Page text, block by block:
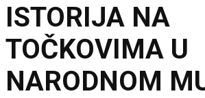
ISTORIJA NA
TOČKOVIMA U
NARODNOM